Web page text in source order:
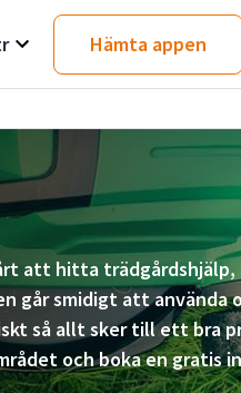
Hämta appen
att hitta trädgårdshjälp,
går smidigt att använda
så allt sker till ett bra
och boka en gratis